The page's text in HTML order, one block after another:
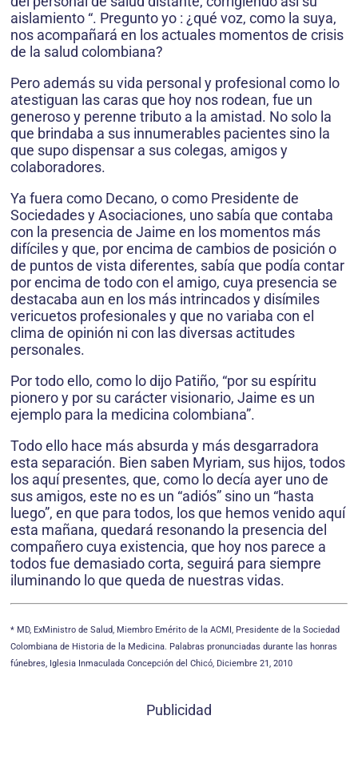
aislamiento “. Pregunto yo : ¿qué voz, como la suya,
nos acompañará en los actuales momentos de crisis
de la salud colombiana?
Pero además su vida personal y profesional como lo
atestiguan las caras que hoy nos rodean, fue un
generoso y perenne tributo a la amistad. No solo la
que brindaba a sus innumerables pacientes sino la
que supo dispensar a sus colegas, amigos y
colaboradores.
Ya fuera como Decano, o como Presidente de
Sociedades y Asociaciones, uno sabía que contaba
con la presencia de Jaime en los momentos más
difíciles y que, por encima de cambios de posición o
de puntos de vista diferentes, sabía que podía contar
por encima de todo con el amigo, cuya presencia se
destacaba aun en los más intrincados y disímiles
vericuetos profesionales y que no variaba con el
clima de opinión ni con las diversas actitudes
personales.
Por todo ello, como lo dijo Patiño, “por su espíritu
pionero y por su carácter visionario, Jaime es un
ejemplo para la medicina colombiana”.
Todo ello hace más absurda y más desgarradora
esta separación. Bien saben Myriam, sus hijos, todos
los aquí presentes, que, como lo decía ayer uno de
sus amigos, este no es un “adiós” sino un “hasta
luego”, en que para todos, los que hemos venido aquí
esta mañana, quedará resonando la presencia del
compañero cuya existencia, que hoy nos parece a
todos fue demasiado corta, seguirá para siempre
iluminando lo que queda de nuestras vidas.
* MD, ExMinistro de Salud, Miembro Emérito de la ACMI, Presidente de la Sociedad
Colombiana de Historia de la Medicina. Palabras pronunciadas durante las honras
fúnebres, Iglesia Inmaculada Concepción del Chicó, Diciembre 21, 2010
Publicidad